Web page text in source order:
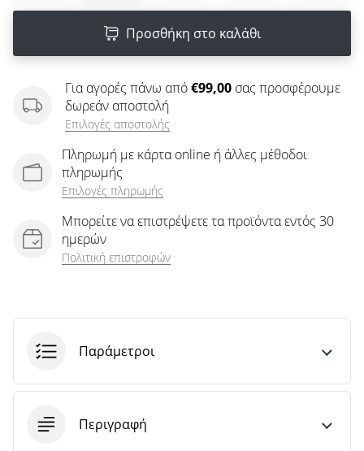
Προσθήκη στο καλάθι
Για αγορές πάνω από€99,00 σας προσφέρουμε
δωρεάν αποστολή
Επιλογές αποστολής
Πληρωμή με κάρτα online ή άλλες μέθοδοι
πληρωμής
Επιλογές πληρωμής
Μπορείτε να επιστρέψετε τα προϊόντα εντός 30
ημερών
Πολιτική επιστροφών
Παράμετροι
Περιγραφή